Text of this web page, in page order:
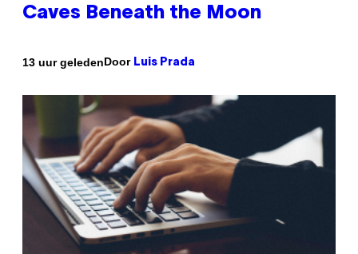
Caves Beneath the Moon
13 uur geledenDoor Luis Prada